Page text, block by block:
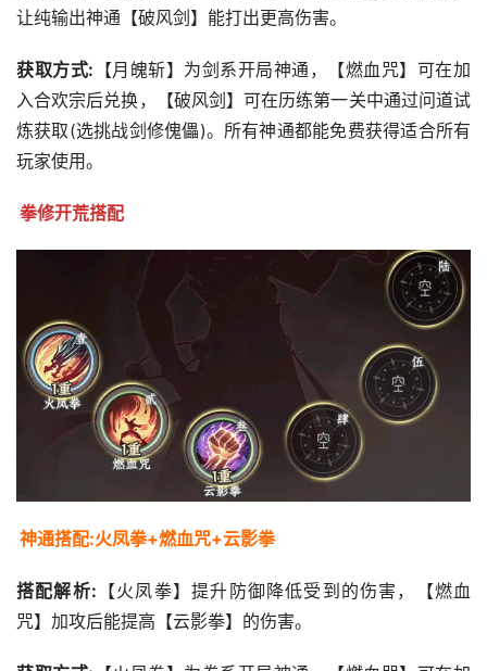
让纯输出神通【破风剑】能打出更高伤害。
获取方式: 【月魄斩】为剑系开局神通，【燃血咒】可在加
入合欢宗后兑换，【破风剑】可在历练第一关中通过问道试
炼获取(选挑战剑修傀儡)。所有神通都能免费获得适合所有
玩家使用。
拳修开荒搭配
神通搭配:火凤拳+燃血咒+云影拳
搭配解析: 【火凤拳】提升防御降低受到的伤害，【燃血
咒】加攻后能提高【云影拳】的伤害。